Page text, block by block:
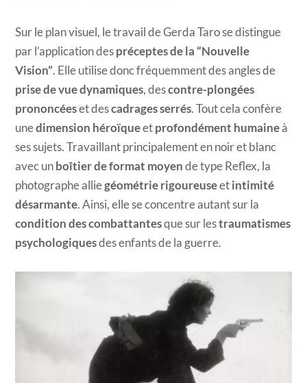
Sur le plan visuel, le travail de Gerda Taro se distingue
par l’application des préceptes de la “Nouvelle
Vision”. Elle utilise donc fréquemment des angles de
prise de vue dynamiques, descontre-plongées
prononcéeset descadrages serrés. Tout cela confère
unedimension héroïqueet profondément humaineà
ses sujets. Travaillant principalement en noir et blanc
avec un boîtier de format moyen de type Reflex, la
photographe alliegéométrie rigoureuseet intimité
désarmante. Ainsi, elle se concentre autant sur la
condition des combattantesque sur lestraumatismes
psychologiquesdes enfants de la guerre.